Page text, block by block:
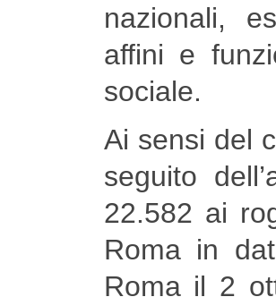
nazionali,
affini e
sociale.
Ai sensi del
seguito
22.582 ai
Roma in
Roma il 2